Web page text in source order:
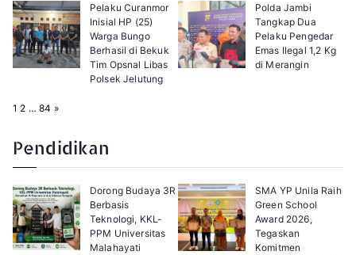
Pelaku Curanmor
Inisial HP (25)
Warga Bungo
Berhasil di Bekuk
Tim Opsnal Libas
Polsek Jelutung
Polda Jambi
Tangkap Dua
Pelaku Pengedar
Emas Ilegal 1,2 Kg
di Merangin
P
:
1 2 … 84 N
»
Pendidikan
Dorong Budaya 3R
Berbasis
Teknologi, KKL-
PPM Universitas
Malahayati
SMA YP Unila Raih
Green School
Award 2026,
Tegaskan
Komitmen